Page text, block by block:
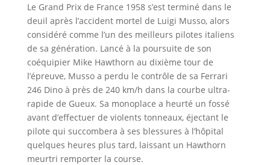
Le Grand Prix de France 1958 s’est terminé dans le
deuil après l’accident mortel de Luigi Musso, alors
considéré comme l’un des meilleurs pilotes italiens
de sa génération. Lancé à la poursuite de son
coéquipier Mike Hawthorn au dixième tour de
l’épreuve, Musso a perdu le contrôle de sa Ferrari
246 Dino à près de 240 km/h dans la courbe ultra-
rapide de Gueux. Sa monoplace a heurté un fossé
avant d’effectuer de violents tonneaux, éjectant le
pilote qui succombera à ses blessures à l’hôpital
quelques heures plus tard, laissant un Hawthorn
meurtri remporter la course.